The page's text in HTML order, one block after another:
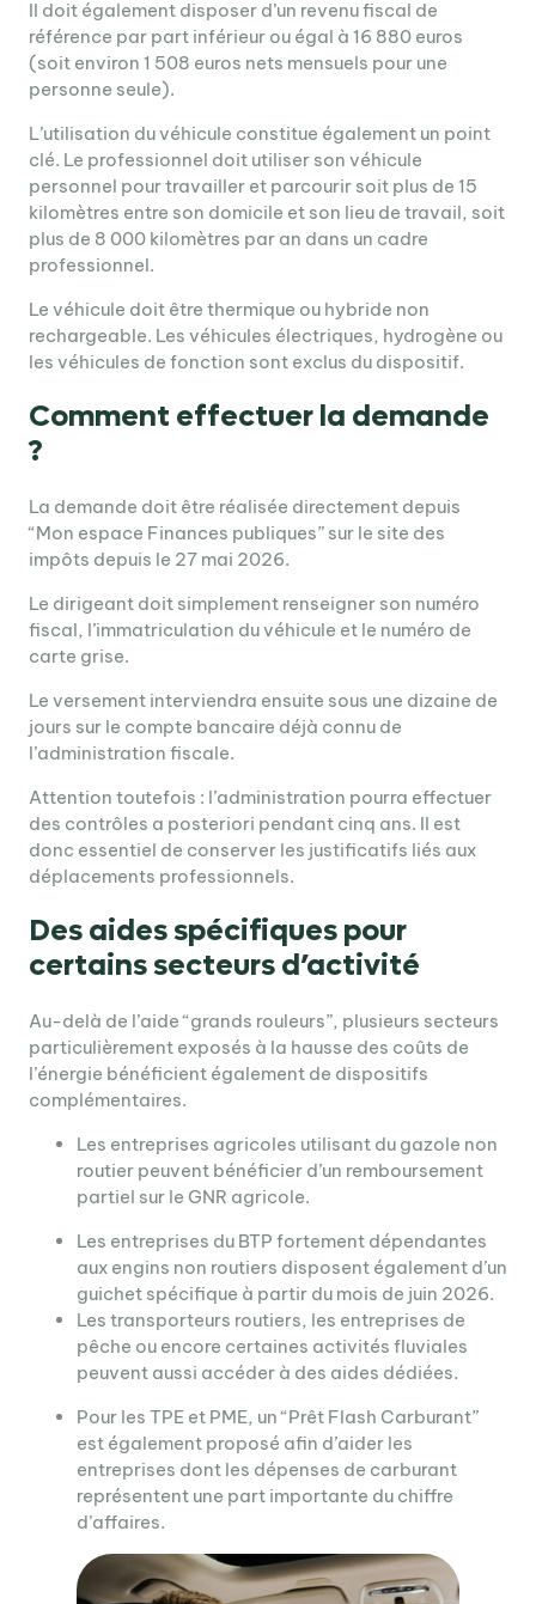
Il doit également disposer d’un revenu fiscal de
référence par part inférieur ou égal à 16 880 euros
(soit environ 1 508 euros nets mensuels pour une
personne seule).
L’utilisation du véhicule constitue également un point
clé. Le professionnel doit utiliser son véhicule
personnel pour travailler et parcourir soit plus de 15
kilomètres entre son domicile et son lieu de travail, soit
plus de 8 000 kilomètres par an dans un cadre
professionnel.
Le véhicule doit être thermique ou hybride non
rechargeable. Les véhicules électriques, hydrogène ou
les véhicules de fonction sont exclus du dispositif.
Comment effectuer la demande
?
La demande doit être réalisée directement depuis
“Mon espace Finances publiques” sur le site des
impôts depuis le 27 mai 2026.
Le dirigeant doit simplement renseigner son numéro
fiscal, l’immatriculation du véhicule et le numéro de
carte grise.
Le versement interviendra ensuite sous une dizaine de
jours sur le compte bancaire déjà connu de
l’administration fiscale.
Attention toutefois : l’administration pourra effectuer
des contrôles a posteriori pendant cinq ans. Il est
donc essentiel de conserver les justificatifs liés aux
déplacements professionnels.
Des aides spécifiques pour
certains secteurs d’activité
Au-delà de l’aide “grands rouleurs”, plusieurs secteurs
particulièrement exposés à la hausse des coûts de
l’énergie bénéficient également de dispositifs
complémentaires.
Les entreprises agricoles utilisant du gazole non
routier peuvent bénéficier d’un remboursement
partiel sur le GNR agricole.
Les entreprises du BTP fortement dépendantes
aux engins non routiers disposent également d’un
guichet spécifique à partir du mois de juin 2026.
Les transporteurs routiers, les entreprises de
pêche ou encore certaines activités fluviales
peuvent aussi accéder à des aides dédiées.
Pour les TPE et PME, un “Prêt Flash Carburant”
est également proposé afin d’aider les
entreprises dont les dépenses de carburant
représentent une part importante du chiffre
d’affaires.